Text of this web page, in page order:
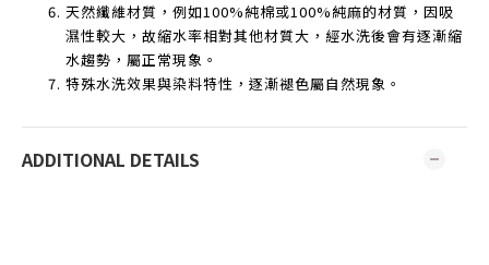
天然纖維材質，例如100%純棉或100%純麻的材質，因吸
濕性較大，故縮水率相對其他材質大，經水洗後會有逐漸縮
水趨勢，屬正常現象。
特殊水洗效果與染料特性，逐漸褪色屬自然現象。
ADDITIONAL DETAILS